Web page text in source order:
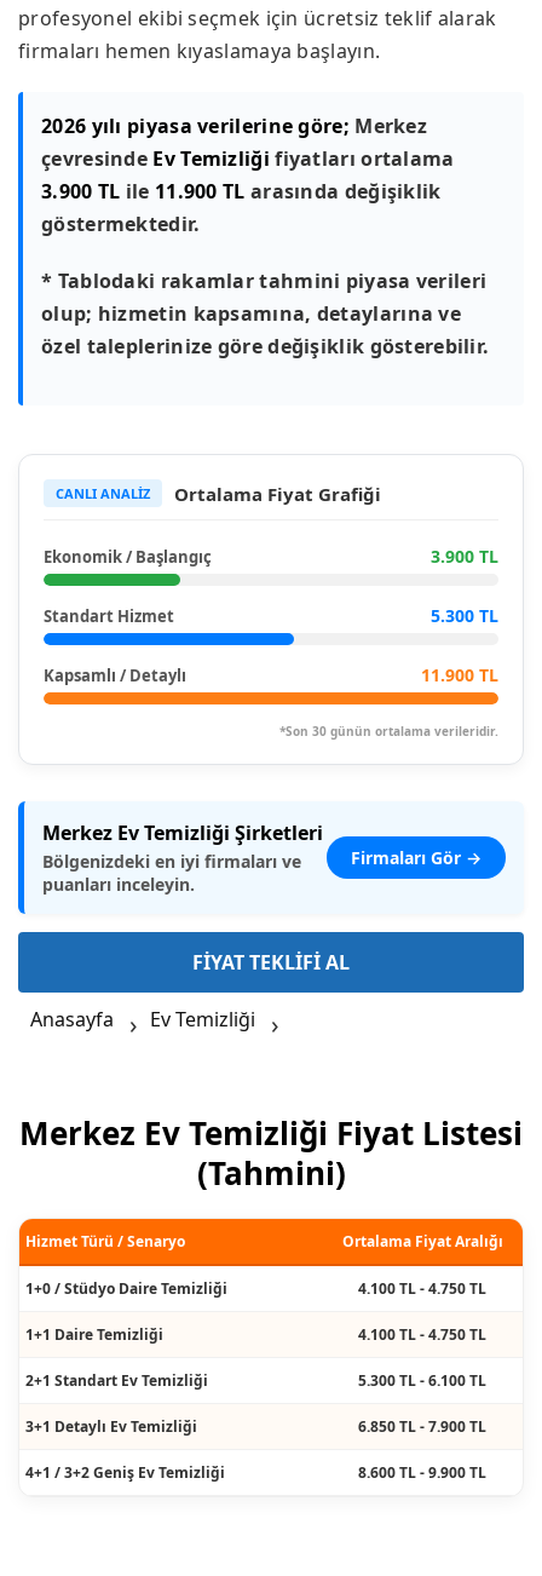
profesyonel ekibi seçmek için ücretsiz teklif alarak
firmaları hemen kıyaslamaya başlayın.
2026 yılı piyasa verilerine göre; Merkez
çevresinde Ev Temizliği fiyatları ortalama
3.900 TL ile 11.900 TL arasında değişiklik
göstermektedir.
* Tablodaki rakamlar tahmini piyasa verileri
olup; hizmetin kapsamına, detaylarına ve
özel taleplerinize göre değişiklik gösterebilir.
CANLI ANALİZ Ortalama Fiyat Grafiği
Ekonomik / Başlangıç 3.900 TL
Standart Hizmet 5.300 TL
Kapsamlı / Detaylı 11.900 TL
*Son 30 günün ortalama verileridir.
Merkez Ev Temizliği Şirketleri
Bölgenizdeki en iyi firmaları ve
puanları inceleyin.
Firmaları Gör →
FİYAT TEKLİFİ AL
Anasayfa Ev Temizliği
Merkez Ev Temizliği Fiyat Listesi
(Tahmini)
Hizmet Türü / Senaryo Ortalama Fiyat Aralığı
1+0 / Stüdyo Daire Temizliği 4.100 TL - 4.750 TL
1+1 Daire Temizliği 4.100 TL - 4.750 TL
2+1 Standart Ev Temizliği 5.300 TL - 6.100 TL
3+1 Detaylı Ev Temizliği 6.850 TL - 7.900 TL
4+1 / 3+2 Geniş Ev Temizliği 8.600 TL - 9.900 TL